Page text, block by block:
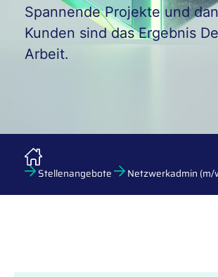
Spannende Projekte und
Kunden sind das Ergebnis
Arbeit.
Stellenangebote Netzwerkadmin (m/